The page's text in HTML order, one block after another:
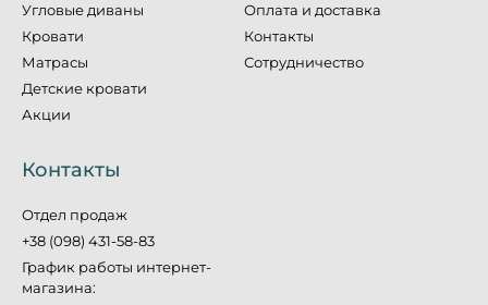
Угловые диваны
Кровати
Матрасы
Детские кровати
Акции
Оплата и доставка
Контакты
Сотрудничество
Контакты
Отдел продаж
+38 (098) 431-58-83
График работы интернет-
магазина: